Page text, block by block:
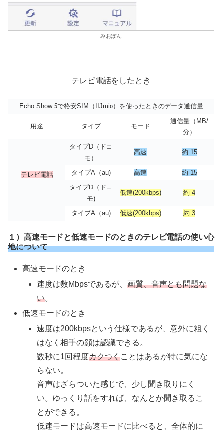
みおぽん
テレビ電話をしたとき
Echo Show 5で格安SIM（IIJmio）を使ったときのデータ通信量
用途 タイプ モード
通信量（MB/
分）
テレビ電話
タイプD（ドコ
モ）
高速 約 15
タイプA（au) 高速
約 15
タイプD（ドコ
モ)
低速(200kbps) 約 4
タイプA（au) 低速(200kbps) 約 3
１）高速モードと低速モードのときのテレビ電話の使い心
地について
高速モードのとき
速度は数Mbpsであるが、画質、音声とも問題な
い。
低速モードのとき
速度は200kbpsという仕様であるが、意外に粗く
はなく相手の顔は認識できる。
数秒に1回程度カクつくことはあるが特に気にな
らない。
音声はざらついた感じで、少し聞き取りにく
い。ゆっくり話をすれば、なんとか聞き取るこ
とができる。
低速モードは高速モードに比べると、全体的に